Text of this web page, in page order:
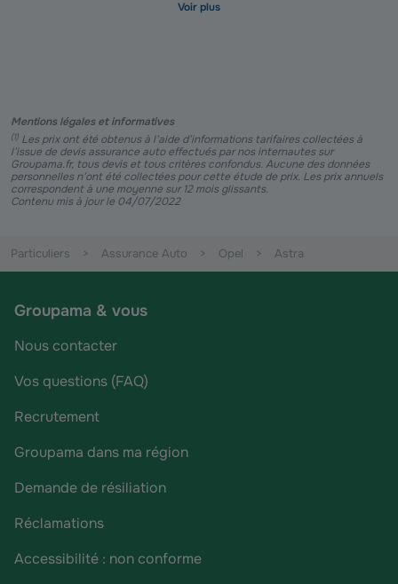
Mentions légales et informatives
(1) Les prix ont été obtenus à l’aide d’informations tarifaires collectées à
l’issue de devis assurance auto effectués par nos internautes sur
Groupama.fr, tous devis et tous critères confondus. Aucune des données
personnelles n’ont été collectées pour cette étude de prix. Les prix annuels
correspondent à une moyenne sur 12 mois glissants.
Contenu mis à jour le 04/07/2022
Particuliers Assurance Auto Opel Astra
Groupama & vous
Nous contacter
Vos questions (FAQ)
Recrutement
Groupama dans ma région
Demande de résiliation
Réclamations
Accessibilité : non conforme